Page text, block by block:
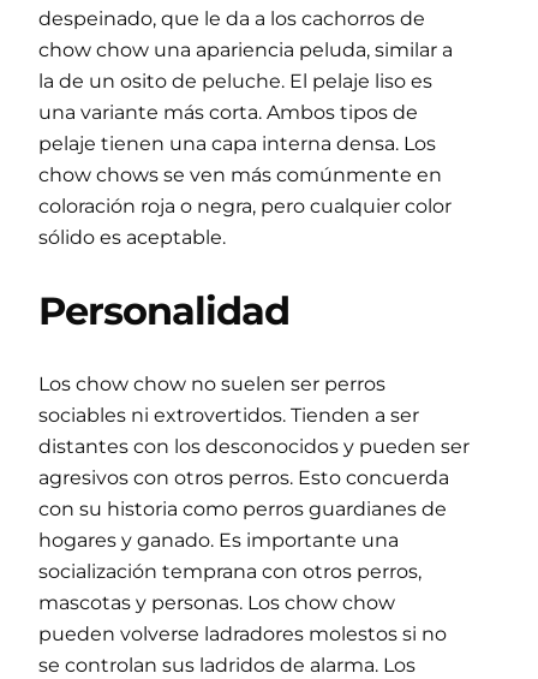
despeinado, que le da a los cachorros de
chow chow una apariencia peluda, similar a
la de un osito de peluche. El pelaje liso es
una variante más corta. Ambos tipos de
pelaje tienen una capa interna densa. Los
chow chows se ven más comúnmente en
coloración roja o negra, pero cualquier color
sólido es aceptable.
Personalidad
Los chow chow no suelen ser perros
sociables ni extrovertidos. Tienden a ser
distantes con los desconocidos y pueden ser
agresivos con otros perros. Esto concuerda
con su historia como perros guardianes de
hogares y ganado. Es importante una
socialización temprana con otros perros,
mascotas y personas. Los chow chow
pueden volverse ladradores molestos si no
se controlan sus ladridos de alarma. Los